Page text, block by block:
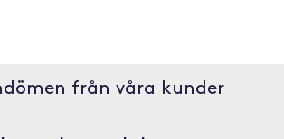
från våra kunder